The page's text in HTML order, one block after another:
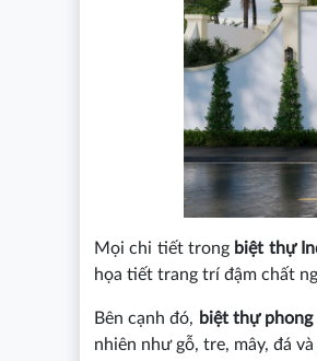
Mọi chi tiết trongbiệt thự
họa tiết trang trí đậm chất
Bên cạnh đó, biệt thự
nhiên như gỗ, tre, mây, đá